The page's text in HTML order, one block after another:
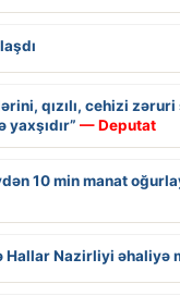
qızılı, cehizi
yaxşıdır” — Deputat
10 min manat
Hallar Nazirliyi əhaliyə